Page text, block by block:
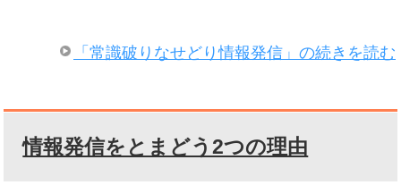
「常識破りなせどり情報発信」の続きを読む
情報発信をとまどう2つの理由